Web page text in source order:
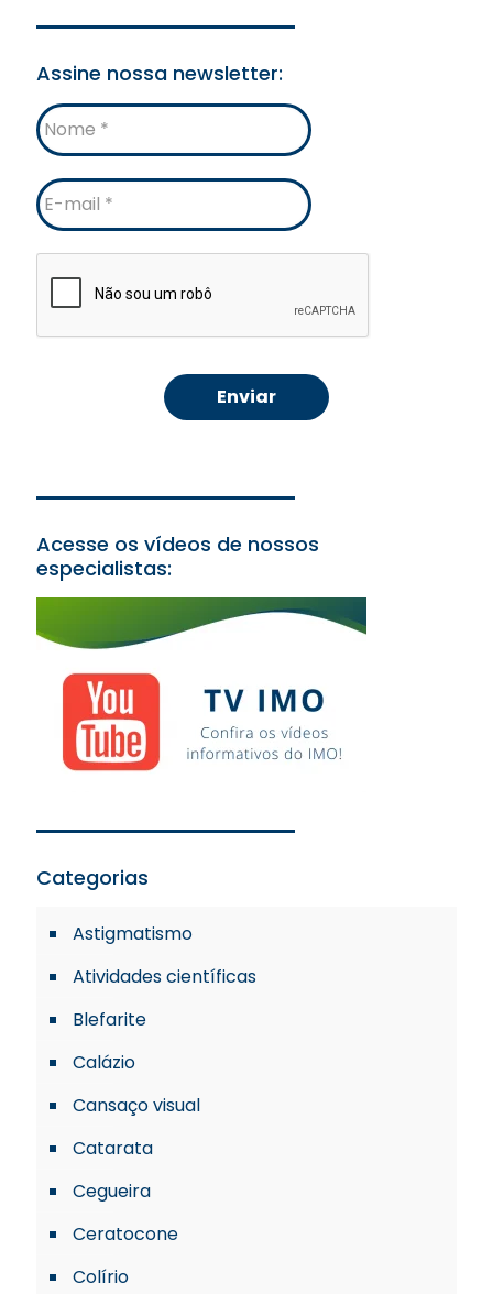
Assine nossa newsletter:
Nome
E-
mail
Acesse os vídeos de nossos
especialistas:
Categorias
Astigmatismo
Atividades científicas
Blefarite
Calázio
Cansaço visual
Catarata
Cegueira
Ceratocone
Colírio